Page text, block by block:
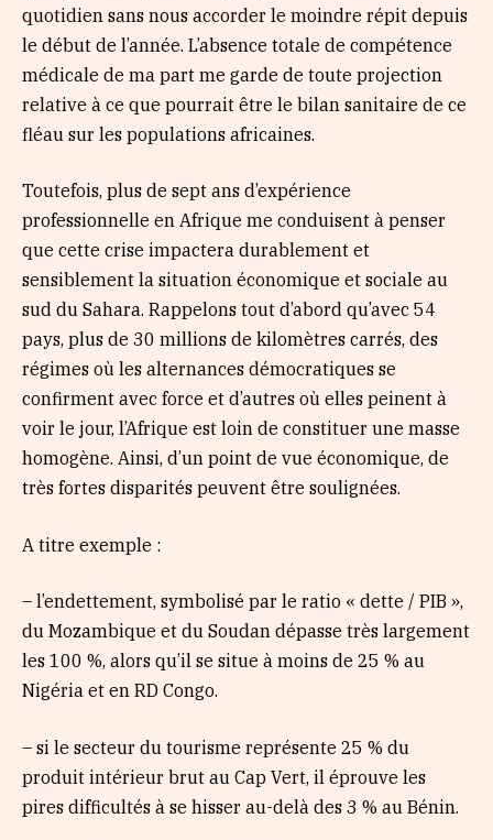
quotidien sans nous accorder le moindre répit depuis
le début de l’année. L’absence totale de compétence
médicale de ma part me garde de toute projection
relative à ce que pourrait être le bilan sanitaire de ce
fléau sur les populations africaines.
Toutefois, plus de sept ans d’expérience
professionnelle en Afrique me conduisent à penser
que cette crise impactera durablement et
sensiblement la situation économique et sociale au
sud du Sahara. Rappelons tout d’abord qu’avec 54
pays, plus de 30 millions de kilomètres carrés, des
régimes où les alternances démocratiques se
confirment avec force et d’autres où elles peinent à
voir le jour, l’Afrique est loin de constituer une masse
homogène. Ainsi, d’un point de vue économique, de
très fortes disparités peuvent être soulignées.
A titre exemple :
– l’endettement, symbolisé par le ratio « dette / PIB »,
du Mozambique et du Soudan dépasse très largement
les 100 %, alors qu’il se situe à moins de 25 % au
Nigéria et en RD Congo.
– si le secteur du tourisme représente 25 % du
produit intérieur brut au Cap Vert, il éprouve les
pires difficultés à se hisser au-delà des 3 % au Bénin.